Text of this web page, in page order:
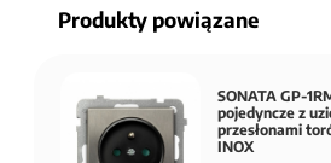
Produkty powiązane
SONATA GP-
pojedyncze z
przesłonami
INOX